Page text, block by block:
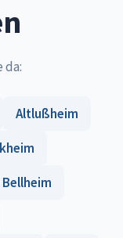
da:
Altlußheim
Bellheim